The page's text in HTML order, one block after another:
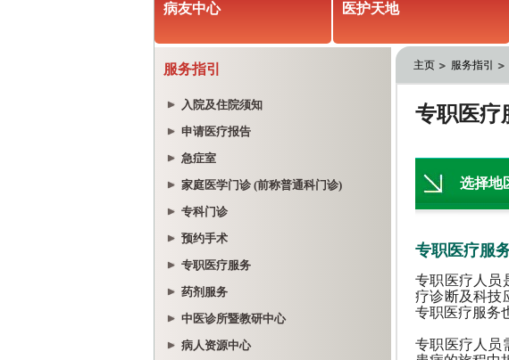
病友中心 医护天地
服务指引
入院及住院须知
申请医疗报告
急症室
家庭医学门诊 (前称普通科门诊)
专科门诊
预约手术
专职医疗服务
药剂服务
中医诊所暨教研中心
病人资源中心
主页 服务指引